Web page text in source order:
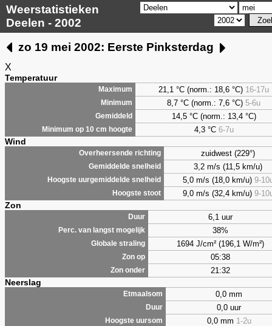
Weerstatistieken
Deelen - 2002
zo 19 mei 2002: Eerste Pinksterdag
X
Temperatuur
Maximum 21,1 °C (norm.: 18,6 °C) 16-17u
Minimum 8,7 °C (norm.: 7,6 °C) 5-6u
Gemiddeld 14,5 °C (norm.: 13,4 °C)
Minimum op 10 cm hoogte 4,3°C 6-7u
Wind
Overheersende richting zuidwest (229°)
Gemiddelde snelheid 3,2 m/s (11,5 km/u)
Hoogste uurgemiddelde snelheid 5,0 m/s (18,0 km/u) 9-
Hoogste stoot 9,0 m/s (32,4 km/u) 9-
Zon
Duur 6,1 uur
Perc. van langst mogelijk 38%
Globale straling 1694 J/cm² (196,1 W/m²)
Zon op 05:38
Zon onder 21:32
Neerslag
Etmaalsom 0,0 mm
Duur 0,0 uur
Hoogste uursom 0,0 mm 1-2u